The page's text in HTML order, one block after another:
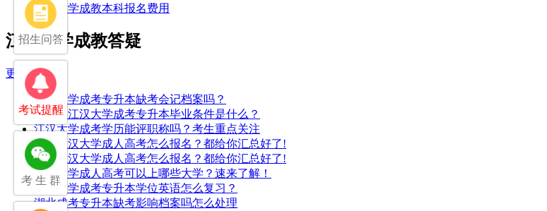
江汉大学成教本科报名费用
江汉大学成教答疑
更多>>
江汉大学成考专升本缺考会记档案吗？
2025年江汉大学成考专升本毕业条件是什么？
江汉大学成考学历能评职称吗？考生重点关注
2025江汉大学成人高考怎么报名？都给你汇总好了!
2025江汉大学成人高考怎么报名？都给你汇总好了!
江汉大学成人高考可以上哪些大学？速来了解！
江汉大学成考专升本学位英语怎么复习？
湖北成考专升本缺考影响档案吗怎么处理
招生问答
考试提醒
考 生 群